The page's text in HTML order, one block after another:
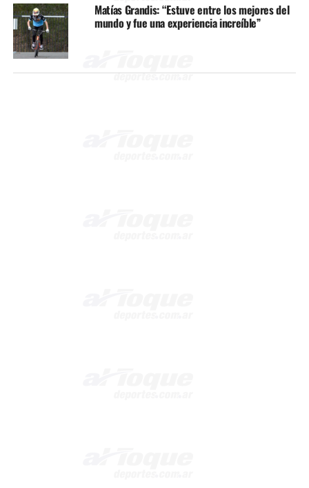
Matías Grandis: “Estuve entre los mejores del
mundo y fue una experiencia increíble”